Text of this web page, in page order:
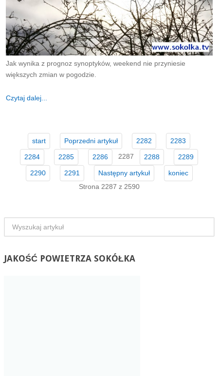
Jak wynika z prognoz synoptyków, weekend nie przyniesie
większych zmian w pogodzie.
Czytaj dalej...
start Poprzedni artykuł 2282 2283
2284 2285 2286 2287 2288 2289
2290 2291 Następny artykuł
koniec
Strona 2287 z 2590
JAKOŚĆPOWIETRZA SOKÓŁKA